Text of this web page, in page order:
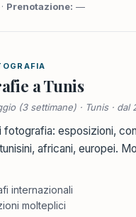
Prenotazione: —
a Tunis
(3 settimane) · Tunis · dal
fotografia: esposizioni,
africani, europei.
internazionali
molteplici